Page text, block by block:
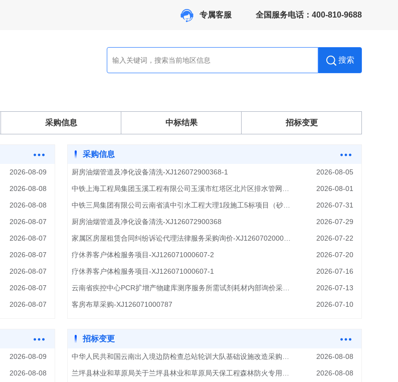
专属客服 全国服务电话：400-810-9688
搜索
采购信息 中标结果 招标变更
2026-08-09
2026-08-08
2026-08-08
2026-08-07
2026-08-07
2026-08-07
2026-08-07
2026-08-07
2026-08-07
采购信息
厨房油烟管道及净化设备清洗-XJ126072900368-1 2026-08-05
2026-08-01
2026-07-31
厨房油烟管道及净化设备清洗-XJ126072900368 2026-07-29
2026-07-22
疗休养客户体检服务项目-XJ126071000607-2 2026-07-20
疗休养客户体检服务项目-XJ126071000607-1 2026-07-16
2026-07-13
客房布草采购-XJ126071000787 2026-07-10
2026-08-09
2026-08-08
招标变更
2026-08-08
2026-08-08